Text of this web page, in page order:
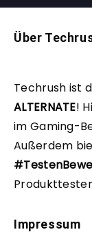
Über
Techrush ist
ALTERNATE!
im Gaming-
Außerdem
Impressum